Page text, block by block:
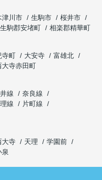
津川市 生駒市
桜井市
生駒郡安堵町
相楽郡精華町
寺町 大安寺
富雄北
大寺赤田町
線
奈良線
線
片町線
大寺 天理
学園前
泉